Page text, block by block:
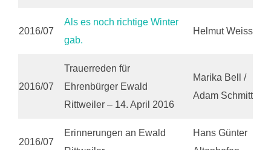
2016/07
Als es noch richtige Winter
gab.
Helmut Weiss
2016/07
Trauerreden für
Ehrenbürger Ewald
Rittweiler – 14. April 2016
Marika Bell /
Adam Schmitt
2016/07
Erinnerungen an Ewald
Hans Günter